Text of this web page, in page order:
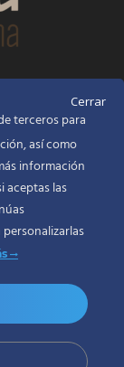
Cerrar
terceros para
así como
información
aceptas las